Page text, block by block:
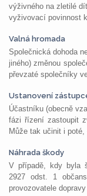
výživného na zletilé
vyživovací povinnost
Valná hromada
Společnická dohoda
jiného) změnou
převzaté společníky
Ustanovení
Účastníku (obecně
fázi řízení zastoupit
Může tak učinit i
Náhrada škody
V případě, kdy byla
2927 odst. 1
provozovatele